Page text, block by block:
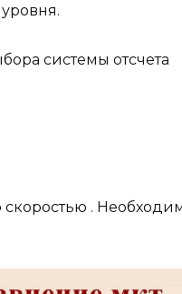
системы отсчета
скоростью .